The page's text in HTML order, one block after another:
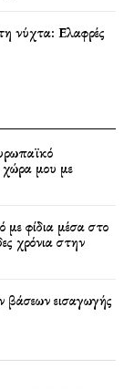
νύχτα: Ελαφρές
μου με
φίδια μέσα στο
χρόνια στην
βάσεων εισαγωγής